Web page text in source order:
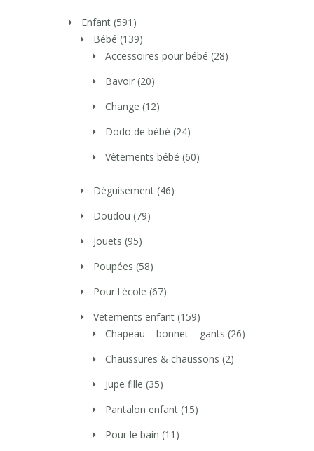
Enfant (591)
Bébé (139)
Accessoires pour bébé (28)
Bavoir (20)
Change (12)
Dodo de bébé (24)
Vêtements bébé (60)
Déguisement (46)
Doudou (79)
Jouets (95)
Poupées (58)
Pour l'école (67)
Vetements enfant (159)
Chapeau – bonnet – gants (26)
Chaussures & chaussons (2)
Jupe fille (35)
Pantalon enfant (15)
Pour le bain (11)